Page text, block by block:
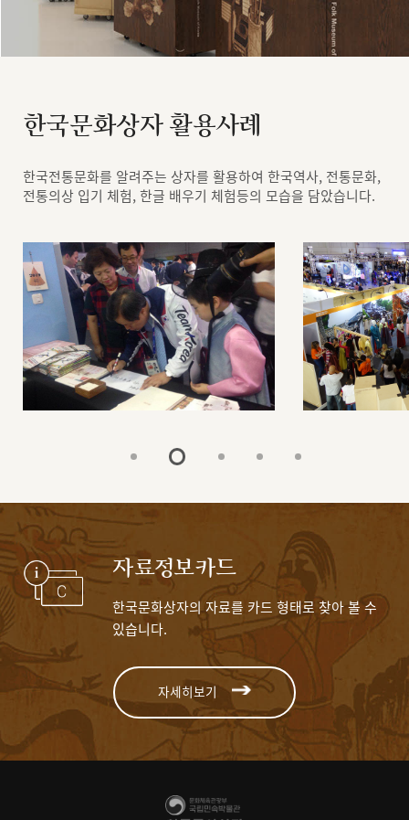
한국문화상자 활용사례
한국전통문화를 알려주는 상자를 활용하여 한국역사, 전통문화,
전통의상 입기 체험, 한글 배우기 체험등의 모습을 담았습니다.
자료정보카드
한국문화상자의 자료를 카드 형태로 찾아 볼 수
있습니다.
자세히보기